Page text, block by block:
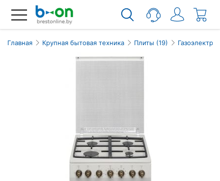
Главная Крупная бытовая техника Плиты (19)